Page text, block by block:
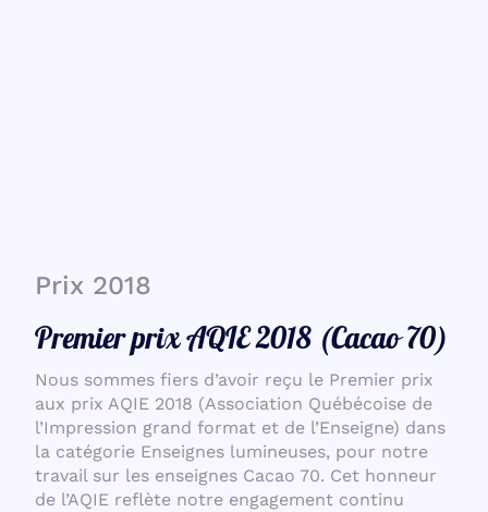
Prix 2018
Premier prix AQIE 2018 (Cacao 70)
Nous sommes fiers d’avoir reçu le Premier prix
aux prix AQIE 2018 (Association Québécoise de
l’Impression grand format et de l’Enseigne) dans
la catégorie Enseignes lumineuses, pour notre
travail sur les enseignes Cacao 70. Cet honneur
de l’AQIE reflète notre engagement continu